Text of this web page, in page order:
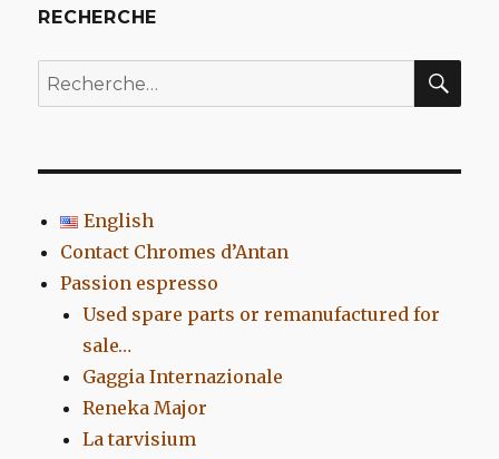
RECHERCHE
Recherche
pour
English
Contact Chromes d’Antan
Passion espresso
Used spare parts or remanufactured for
sale…
Gaggia Internazionale
Reneka Major
La tarvisium